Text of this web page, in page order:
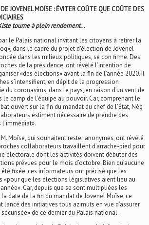
JOVENEL MOÏSE : ÉVITER COÛTE QUE COÛTE DES
tourne à plein rendement…
le Palais national invitant les citoyens à retirer la
dans le cadre du projet d’élection de Jovenel
dans les milieux politiques, se con firme. Des
de la présidence, ont révélé l’intention de
«des élections» avant la fin de l’année 2020. Il
s’intensifient, en dépit de la progression
du coronavirus, dans le pays, en raison d’un vent de
camp de l’équipe au pouvoir. Car, comprenant le
ouvert sur la fin du mandat du chef de l’État, Nèg
estiment nécessaire de prendre des
Moïse, qui souhaitent rester anonymes, ont révélé
collaborateurs travaillent d’arrache-pied pour
électorale dont les activités doivent débuter des
prévues pour le mois d’octobre. Bien qu’aucune
été fixée, ces informateurs ont précisé que les
«pour que les élections législatives aient lieu au
Car, depuis que se sont multipliées les
date de la fin du mandat de Jovenel Moïse, ce
lancé des initiatives tous azimuts en vue d’assurer
de ce dernier du Palais national.